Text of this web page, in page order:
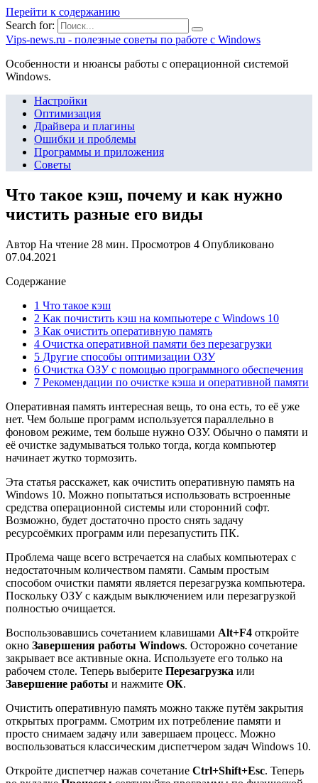
Перейти к содержанию
Search for:
Vips-news.ru - полезные советы по работе с Windows
Особенности и нюансы работы с операционной системой
Windows.
Настройки
Оптимизация
Драйвера и плагины
Ошибки и проблемы
Программы и приложения
Советы
Что такое кэш, почему и как нужно
чистить разные его виды
Автор На чтение 28 мин. Просмотров 4 Опубликовано
07.04.2021
Содержание
1 Что такое кэш
2 Как почистить кэш на компьютере с Windows 10
3 Как очистить оперативную память
4 Очистка оперативной памяти без перезагрузки
5 Другие способы оптимизации ОЗУ
6 Очистка ОЗУ с помощью программного обеспечения
7 Рекомендации по очистке кэша и оперативной памяти
Оперативная память интересная вещь, то она есть, то её уже
нет. Чем больше программ используется параллельно в
фоновом режиме, тем больше нужно ОЗУ. Обычно о памяти и
её очистке задумываться только тогда, когда компьютер
начинает жутко тормозить.
Эта статья расскажет, как очистить оперативную память на
Windows 10. Можно попытаться использовать встроенные
средства операционной системы или сторонний софт.
Возможно, будет достаточно просто снять задачу
ресурсоёмких программ или перезапустить ПК.
Проблема чаще всего встречается на слабых компьютерах с
недостаточным количеством памяти. Самым простым
способом очистки памяти является перезагрузка компьютера.
Поскольку ОЗУ с каждым выключением или перезагрузкой
полностью очищается.
Воспользовавшись сочетанием клавишами Alt+F4 откройте
окно Завершения работы Windows. Осторожно сочетание
закрывает все активные окна. Используете его только на
рабочем столе. Теперь выберите Перезагрузка или
Завершение работы и нажмите ОК.
Очистить оперативную память можно также путём закрытия
открытых программ. Смотрим их потребление памяти и
просто снимаем задачу или завершаем процесс. Можно
воспользоваться классическим диспетчером задач Windows 10.
Откройте диспетчер нажав сочетание Ctrl+Shift+Esc. Теперь